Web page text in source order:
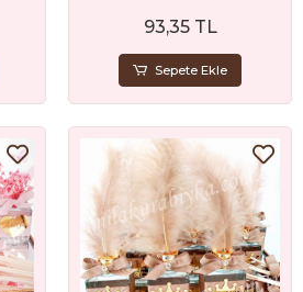
93,35 TL
Sepete Ekle